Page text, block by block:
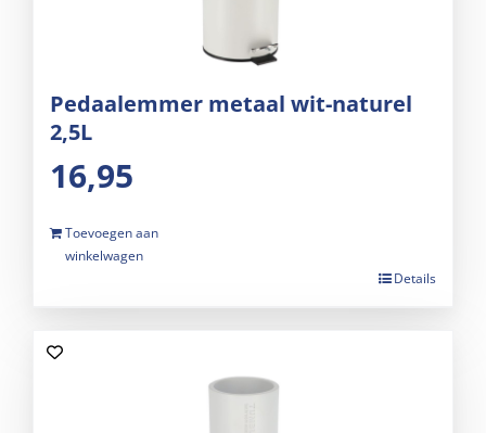
Pedaalemmer metaal wit-naturel
2,5L
16,95
Toevoegen aan
winkelwagen
Details